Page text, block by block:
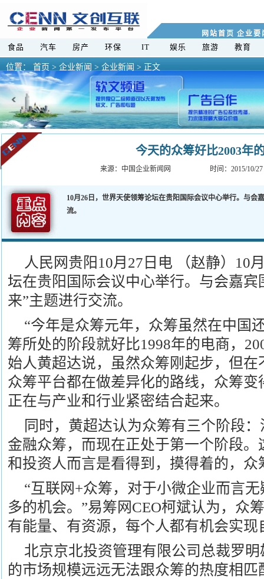
网站首页 企业要
食品 汽车 房产 环保 IT 娱乐 旅游 教育
位置： 首页 > 企业新闻 > 企业新闻 > 正文
今天的众筹好比2003年
来源： 中国企业新闻网 时间：2015/10/
10月26日，世界天使领筹论坛在贵阳国际会议中心举行。与会
流。
人民网贵阳10月27日电 （赵静）10
坛在贵阳国际会议中心举行。与会嘉宾
来”主题进行交流。
“今年是众筹元年，众筹虽然在中国
筹所处的阶段就好比1998年的电商，
始人黄超达说，虽然众筹刚起步，但
众筹平台都在做差异化的路线，众筹
正在与产业和行业紧密结合起来。
同时，黄超达认为众筹有三个阶段
金融众筹，而现在正处于第一个阶段
和投资人而言是看得到，摸得着的，众
“互联网+众筹，对于小微企业而言
多的机会。”易筹网CEO柯斌认为，众
有能量、有资源，每个人都有机会实现
北京京北投资管理有限公司总裁罗
的市场规模远远无法跟众筹的热度相